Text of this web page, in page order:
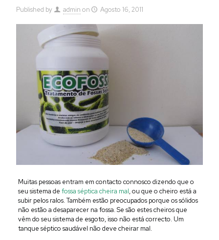
Published by admin on Agosto 16, 2011
Muitas pessoas entram em contacto connosco dizendo que o
seu sistema de fossa séptica cheira mal, ou que o cheiro está a
subir pelos ralos. Também estão preocupados porque os sólidos
não estão a desaparecer na fossa. Se são estes cheiros que
vêm do seu sistema de esgoto, isso não está correcto. Um
tanque séptico saudável não deve cheirar mal.